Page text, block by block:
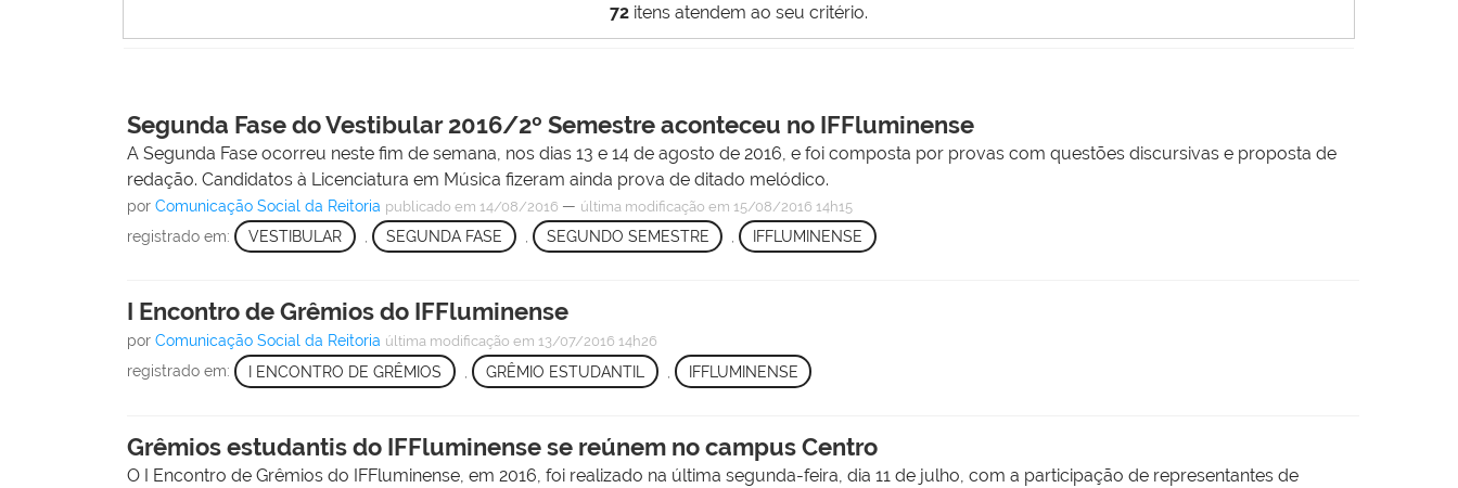
72 itens atendem ao seu critério.
Segunda Fase do Vestibular 2016/2º Semestre aconteceu no IFFluminense
A Segunda Fase ocorreu neste fim de semana, nos dias 13 e 14 de agosto de 2016, e foi composta por provas com questões discursivas e proposta de
redação. Candidatos à Licenciatura em Música fizeram ainda prova de ditado melódico.
porComunicação Social da Reitoria publicado em 14/08/2016 — última modificação em 15/08/2016 14h15
registrado em: VESTIBULAR SEGUNDA FASE SEGUNDO SEMESTRE , IFFLUMINENSE
I Encontro de Grêmios do IFFluminense
porComunicação Social da Reitoria última modificação em 13/07/2016 14h26
registrado em: I ENCONTRO DE GRÊMIOS GRÊMIO ESTUDANTIL IFFLUMINENSE
Grêmios estudantis do IFFluminense se reúnem no campus Centro
O I Encontro de Grêmios do IFFluminense, em 2016, foi realizado na última segunda-feira, dia 11 de julho, com a participação de representantes de